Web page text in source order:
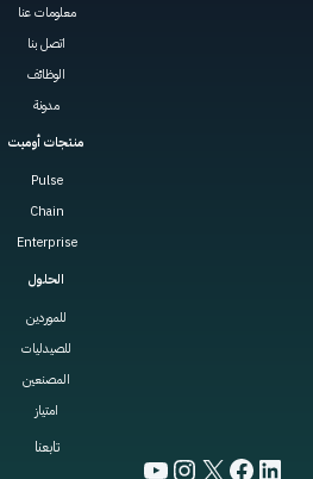
معلومات عنا
اتصل بنا
الوظائف
مدونة
منتجات أوميت
Pulse
Chain
Enterprise
الحلول
للموردين
للصيدليات
المصنعين
امتياز
تابعنا
LinkedIn
Facebook
X
Instagram
YouTube